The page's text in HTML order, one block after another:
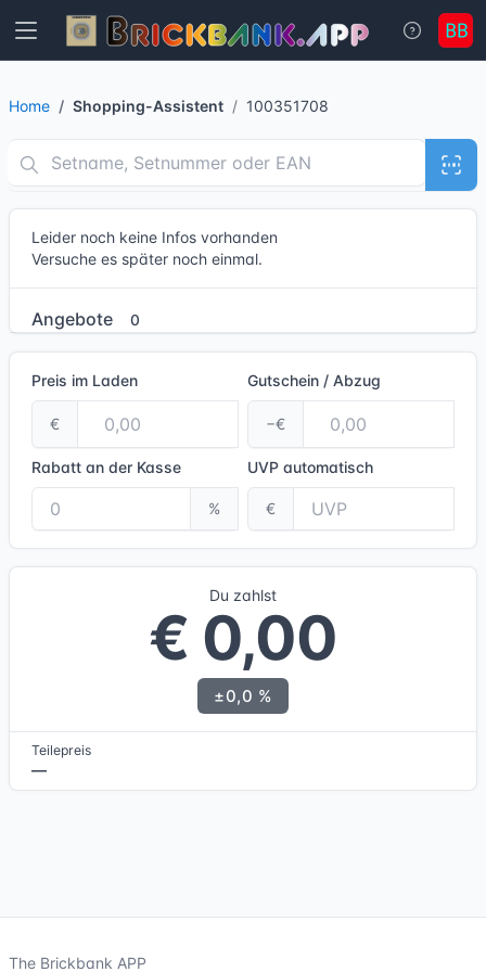
Home Shopping-Assistent 100351708
Leider noch keine Infos vorhanden
Versuche es später noch einmal.
Angebote 0
Preis im Laden
€
Gutschein / Abzug
−€
Rabatt an der Kasse
%
UVP automatisch
€
Du zahlst
€ 0,00
±0,0 %
Teilepreis
—
The Brickbank APP